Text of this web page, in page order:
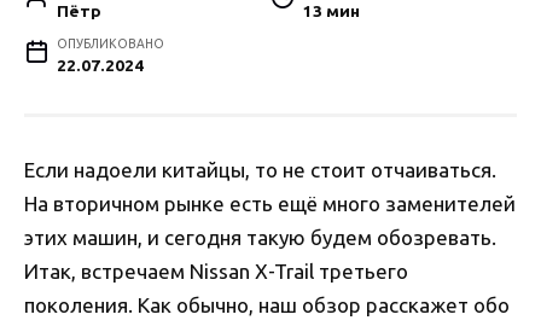
Пётр 13 мин
ОПУБЛИКОВАНО
22.07.2024
Если надоели китайцы, то не стоит отчаиваться.
На вторичном рынке есть ещё много заменителей
этих машин, и сегодня такую будем обозревать.
Итак, встречаем Nissan X-Trail третьего
поколения. Как обычно, наш обзор расскажет обо